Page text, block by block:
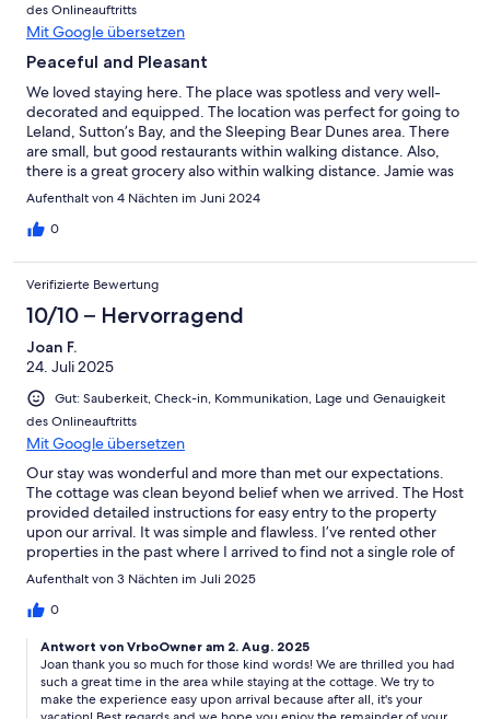
des Onlineauftritts
Mit Google übersetzen
Peaceful and Pleasant
We loved staying here. The place was spotless and very well-
decorated and equipped. The location was perfect for going to
Leland, Sutton’s Bay, and the Sleeping Bear Dunes area. There
are small, but good restaurants within walking distance. Also,
there is a great grocery also within walking distance. Jamie was
an excellent hostess making sure that we had everything. Loved
Aufenthalt von 4 Nächten im Juni 2024
0
Verifizierte Bewertung
10/10 – Hervorragend
Joan F.
24. Juli 2025
Gut: Sauberkeit, Check-in, Kommunikation, Lage und Genauigkeit
des Onlineauftritts
Mit Google übersetzen
Our stay was wonderful and more than met our expectations.
The cottage was clean beyond belief when we arrived. The Host
provided detailed instructions for easy entry to the property
upon our arrival. It was simple and flawless. I’ve rented other
properties in the past where I arrived to find not a single role of
paper towels or toilet paper or liquid soap at the sinks. All of
a full week’s vacation to be supplied with these essentials but it
location of the cottage provided walking access (within two
blocks) to a grocery store (NJ’s IGA) plus two restaurants
(Fiddleheads and Dick’s Pour House). It was also within about 5
miles drive time to Leland’s Fishtown or Sutton’s Bay charming
Aufenthalt von 3 Nächten im Juli 2025
0
Antwort von VrboOwner am 2. Aug. 2025
Joan thank you so much for those kind words! We are thrilled you had
such a great time in the area while staying at the cottage. We try to
make the experience easy upon arrival because after all, it's your